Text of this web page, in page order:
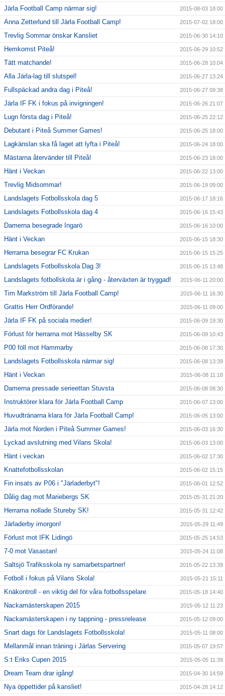
Järla Football Camp närmar sig! 2015-08-03 18:00
Anna Zetterlund till Järla Football Camp! 2015-07-02 18:00
Trevlig Sommar önskar Kansliet 2015-06-30 14:10
Hemkomst Piteå! 2015-06-29 10:52
Tätt matchande! 2015-06-28 10:04
Alla Järla-lag till slutspel! 2015-06-27 13:24
Fullspäckad andra dag i Piteå! 2015-06-27 09:38
Järla IF FK i fokus på invigningen! 2015-06-26 21:07
Lugn första dag i Piteå! 2015-06-25 22:12
Debutant i Piteå Summer Games! 2015-06-25 18:00
Lagkänslan ska få laget att lyfta i Piteå! 2015-06-24 18:00
Mästarna återvänder till Piteå! 2015-06-23 18:00
Hänt i Veckan 2015-06-22 13:00
Trevlig Midsommar! 2015-06-19 09:00
Landslagets Fotbollsskola dag 5 2015-06-17 18:16
Landslagets Fotbollsskola dag 4 2015-06-16 15:43
Damerna besegrade Ingarö 2015-06-16 10:00
Hänt i Veckan 2015-06-15 18:30
Herrarna besegrar FC Krukan 2015-06-15 15:25
Landslagets Fotbollsskola Dag 3! 2015-06-15 13:48
Landslagets fotbollskola är i gång - återväxten är tryggad! 2015-06-11 20:00
Tim Markström till Järla Football Camp! 2015-06-11 16:30
Grattis Herr Ordförande! 2015-06-11 09:00
Järla IF FK på sociala medier! 2015-06-09 19:30
Förlust för herrarna mot Hässelby SK 2015-06-09 10:43
P00 föll mot Hammarby 2015-06-08 17:30
Landslagets Fotbollsskola närmar sig! 2015-06-08 13:39
Hänt i Veckan 2015-06-08 11:18
Damerna pressade serieettan Stuvsta 2015-06-08 08:30
Instruktörer klara för Järla Football Camp 2015-06-07 13:00
Huvudtränarna klara för Järla Football Camp! 2015-06-05 13:00
Järla mot Norden i Piteå Summer Games! 2015-06-03 16:30
Lyckad avslutning med Vilans Skola! 2015-06-03 13:00
Hänt i veckan 2015-06-02 17:30
Knattefotbollsskolan 2015-06-02 15:15
Fin insats av P06 i "Järladerbyt"! 2015-06-01 12:52
Dålig dag mot Mariebergs SK 2015-05-31 21:20
Herrarna nollade Stureby SK! 2015-05-31 12:42
Järladerby imorgon! 2015-05-29 11:49
Förlust mot IFK Lidingö 2015-05-25 14:53
7-0 mot Vasastan! 2015-05-24 11:08
Saltsjö Trafiksskola ny samarbetspartner! 2015-05-22 13:39
Fotboll i fokus på Vilans Skola! 2015-05-21 15:11
Knäkontroll - en viktig del för våra fotbollsspelare 2015-05-18 14:40
Nackamästerskapen 2015 2015-05-12 11:23
Nackamästerskapen i ny tappning - pressrelease 2015-05-12 09:00
Snart dags för Landslagets Fotbollsskola! 2015-05-11 08:00
Mellanmål innan träning i Järlas Servering 2015-05-07 19:57
S:t Eriks Cupen 2015 2015-05-05 11:39
Dream Team drar igång! 2015-04-30 14:59
Nya öppettider på kansliet! 2015-04-28 14:12